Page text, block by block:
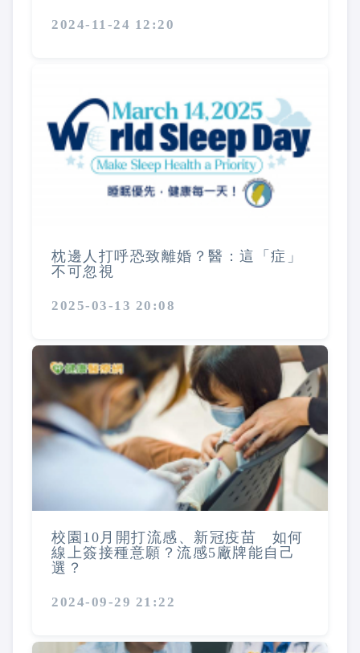
2024-11-24 12:20
枕邊人打呼恐致離婚？醫：這「症」
不可忽視
2025-03-13 20:08
校園10月開打流感、新冠疫苗 如何
線上簽接種意願？流感5廠牌能自己
選？
2024-09-29 21:22